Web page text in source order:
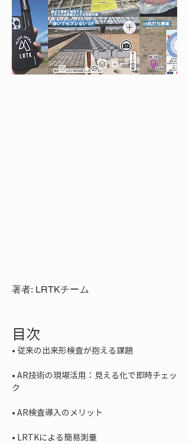
著者: LRTKチーム
目次
•
• AR技術の現場活用：見える化で即時チェッ
•
•